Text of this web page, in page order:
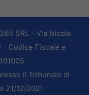
SRL - Via Nicola
- Codice Fiscale e
il Tribunale di
21/12/2021